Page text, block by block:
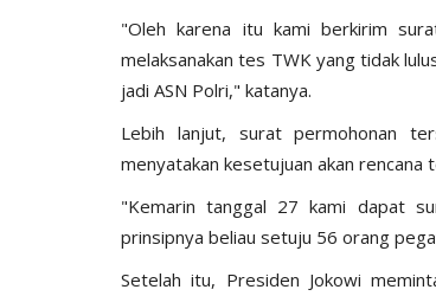
"Oleh karena itu kami berkirim
melaksanakan tes TWK yang tidak
jadi ASN Polri," katanya.
Lebih lanjut, surat permohonan
menyatakan kesetujuan akan rencana
"Kemarin tanggal 27 kami dapat
prinsipnya beliau setuju 56 orang
Setelah itu, Presiden Jokowi